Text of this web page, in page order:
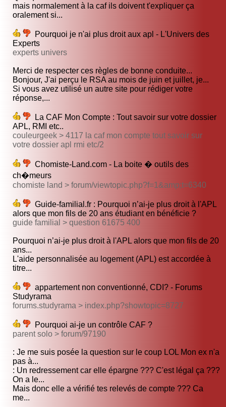
mais normalement à la caf ils doivent t'expliquer ça
oralement si...
Pourquoi je n'ai plus droit aux apl - L'Univers des
Experts
experts univers
Merci de respecter ces règles de bonne conduite...
Bonjour, J'ai perçu le RSA au mois de juin et juillet, je...
Si vous avez utilisé un autre site pour rédiger votre
réponse,...
La CAF Mon Compte : Tout savoir sur votre dossier
APL, RMI etc..
couleurgeek > 4117 la caf mon compte tout savoir sur
votre dossier apl rmi etc/2
Chomiste-Land.com - La boite � outils des
ch�meurs
chomiste land > forum/viewtopic.php?f=1&amp;t=6340
Guide-familial.fr : Pourquoi n’ai-je plus droit à l'APL
alors que mon fils de 20 ans étudiant en bénéficie ?
guide familial > question 61675 400
Pourquoi n’ai-je plus droit à l'APL alors que mon fils de 20
ans...
L'aide personnalisée au logement (APL) est accordée à
titre...
appartement non conventionné, CDI? - Forums
Studyrama
forums.studyrama > index.php?showtopic=8727
Pourquoi ai-je un contrôle CAF ?
parent solo > forum/97190
: Je me suis posée la question sur le coup LOL Mon ex n'a
pas à...
: Un redressement car elle épargne ??? C'est légal ça ???
On a le...
Mais donc elle a vérifié tes relevés de compte ??? Ca
me...